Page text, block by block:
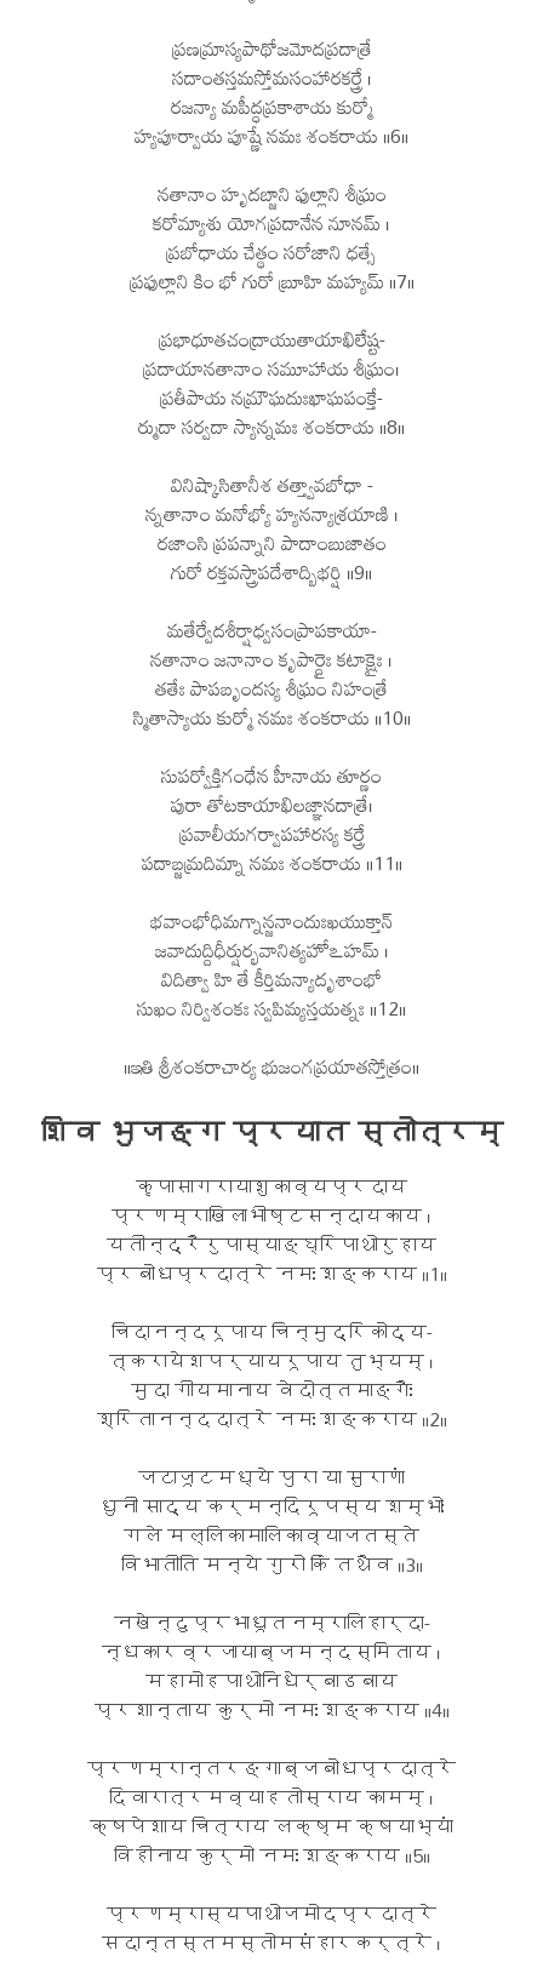
ప్రణమ్రాస్యపాథోజమోదప్రదాత్రే
సదాంతస్తమస్తోమసంహారకర్త్రే ।
రజన్యా మపీద్ధప్రకాశాయ కుర్మో
హ్యపూర్వాయ పూష్ణే నమః శంకరాయ ॥6॥
నతానాం హృదబ్జాని ఫుల్లాని శీఘ్రం
కరోమ్యాశు యోగప్రదానేన నూనమ్ ।
ప్రబోధాయ చేత్థం సరోజాని ధత్సే
ప్రఫుల్లాని కిం భో గురో బ్రూహి మహ్యమ్ ॥7॥
ప్రభాధూతచంద్రాయుతాయాఖిలేష్ట-
ప్రదాయానతానాం సమూహాయ శీఘ్రం।
ప్రతీపాయ నమ్రౌఘదుఃఖాఘపంక్తే-
ర్ముదా సర్వదా స్యాన్నమః శంకరాయ ॥8॥
వినిష్కాసితానీశ తత్త్వావబోధా -
న్నతానాం మనోభ్యో హ్యనన్యాశ్రయాణి ।
రజాంసి ప్రపన్నాని పాదాంబుజాతం
గురో రక్తవస్త్రాపదేశాద్బిభర్షి ॥9॥
మతేర్వేదశీర్షాధ్వసంప్రాపకాయా-
నతానాం జనానాం కృపార్ద్రైః కటాక్షైః ।
తతేః పాపబృందస్య శీఘ్రం నిహంత్రే
స్మితాస్యాయ కుర్మో నమః శంకరాయ ॥10॥
సుపర్వోక్తిగంధేన హీనాయ తూర్ణం
పురా తోటకాయాఖిలజ్ఞానదాత్రే।
ప్రవాలీయగర్వాపహారస్య కర్త్రే
పదాబ్జమ్రదిమ్నా నమః శంకరాయ ॥11॥
భవాంభోధిమగ్నాన్జనాందుఃఖయుక్తాన్
జవాదుద్దిధీర్షుర్భవానిత్యహోఽహమ్ ।
విదిత్వా హి తే కీర్తిమన్యాదృశాంభో
సుఖం నిర్విశంకః స్వపిమ్యస్తయత్నః ॥12॥
॥ఇతి శ్రీశంకరాచార్య భుజంగప్రయాతస్తోత్రం॥
शिव भुजङ्ग प्रयात स्तोत्रम्
कृपासागरायाशुकाव्यप्रदाय
प्रणम्राखिलाभीष्टसन्दायकाय ।
यतीन्द्रैरुपास्याङ्घ्रिपाथोरुहाय
प्रबोधप्रदात्रे नमः शङ्कराय ॥1॥
चिदानन्दरूपाय चिन्मुद्रिकोद्य-
त्करायेशपर्यायरूपाय तुभ्यम् ।
मुदा गीयमानाय वेदोत्तमाङ्गैः
श्रितानन्ददात्रे नमः शङ्कराय ॥2॥
जटाजूटमध्ये पुरा या सुराणां
धुनी साद्य कर्मन्दिरूपस्य शम्भोः
गले मल्लिकामालिकाव्याजतस्ते
विभातीति मन्ये गुरो किं तथैव ॥3॥
नखेन्दुप्रभाधूतनम्रालिहार्दा-
न्धकारव्रजायाब्जमन्दस्मिताय ।
महामोहपाथोनिधेर्बाडबाय
प्रशान्ताय कुर्मो नमः शङ्कराय ॥4॥
प्रणम्रान्तरङ्गाब्जबोधप्रदात्रे
दिवारात्रमव्याहतोस्राय कामम् ।
क्षपेशाय चित्राय लक्ष्म क्षयाभ्यां
विहीनाय कुर्मो नमः शङ्कराय ॥5॥
प्रणम्रास्यपाथोजमोदप्रदात्रे
सदान्तस्तमस्तोमसंहारकर्त्रे ।